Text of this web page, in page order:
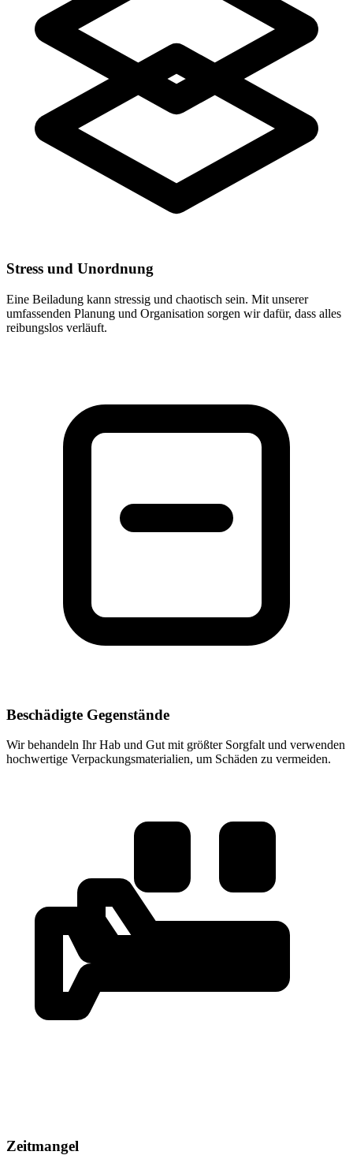
Stress und Unordnung
Eine Beiladung kann stressig und chaotisch sein. Mit unserer
umfassenden Planung und Organisation sorgen wir dafür, dass alles
reibungslos verläuft.
Beschädigte Gegenstände
Wir behandeln Ihr Hab und Gut mit größter Sorgfalt und verwenden
hochwertige Verpackungsmaterialien, um Schäden zu vermeiden.
Zeitmangel